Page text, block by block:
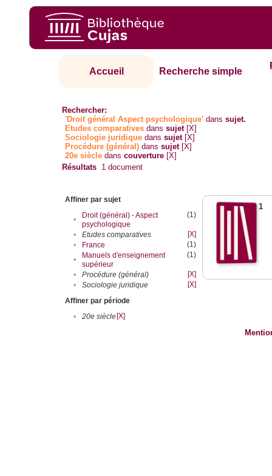
Accueil Recherche simple
Rechercher:
'Droit général Aspect psychologique' danssujet.
Etudes comparatives danssujet [X]
Sociologie juridique danssujet [X]
Procédure (général) danssujet [X]
20e siècle danscouverture [X]
Résultats 1 document
Affiner par sujet
•
Droit (général) - Aspect
psychologique
(1)
• Etudes comparatives
[X]
•
France
(1)
•
Manuels d'enseignement
supérieur
(1)
• Procédure (général)
[X]
•
Sociologie juridique
[X]
Affiner par période
•
20e siècle[X]
1